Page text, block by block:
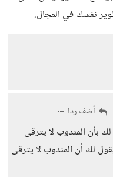
نفسك في المجال.
أضف ردا
بأن المندوب لا يترقى
لك أن المندوب لا يترقى